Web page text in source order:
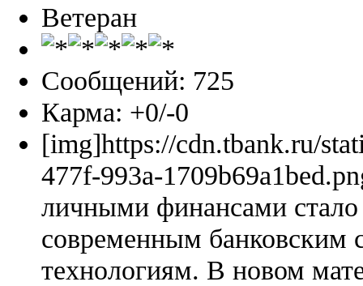
Ветеран
Сообщений: 725
Карма: +0/-0
[img]https://cdn.tbank.ru/
477f-993a-
личными финансами
современным банковским
технологиям. В новом